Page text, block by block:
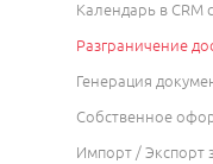
Календарь в CRM
Разграничение
Генерация
Собственное
Импорт / Экспорт